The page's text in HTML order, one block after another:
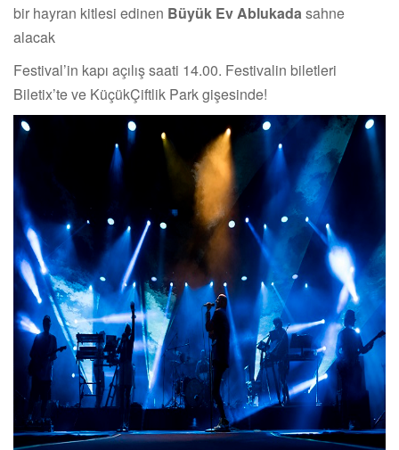
bir hayran kitlesi edinen Büyük Ev Ablukadasahne
alacak
Festival’in kapı açılış saati 14.00. Festivalin biletleri
Biletix’te ve KüçükÇiftlik Park gişesinde!